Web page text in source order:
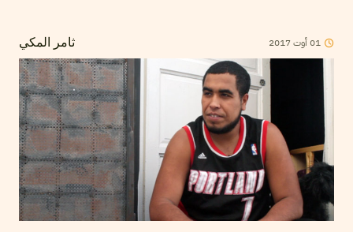
ثامر المكي 01أوت2017